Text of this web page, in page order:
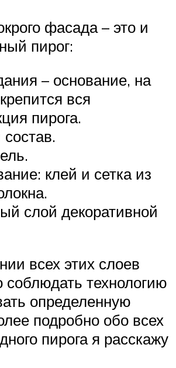
фасада – это и
пирог:
– основание, на
вся
пирога.
клей и сетка из
слой декоративной
всех этих слоев
соблюдать технологию
определенную
подробно обо всех
пирога я расскажу